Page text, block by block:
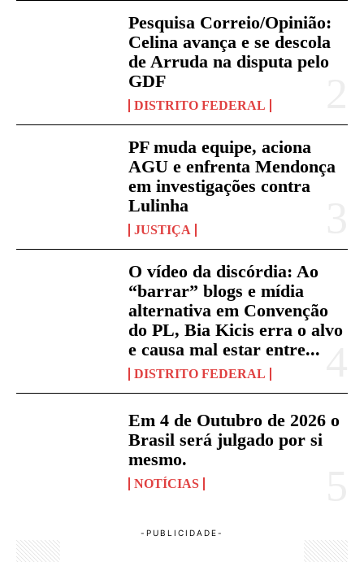
Pesquisa Correio/Opinião:
Celina avança e se descola
de Arruda na disputa pelo
GDF
DISTRITO FEDERAL
PF muda equipe, aciona
AGU e enfrenta Mendonça
em investigações contra
Lulinha
JUSTIÇA
O vídeo da discórdia: Ao
“barrar” blogs e mídia
alternativa em Convenção
do PL, Bia Kicis erra o alvo
e causa mal estar entre...
DISTRITO FEDERAL
Em 4 de Outubro de 2026 o
Brasil será julgado por si
mesmo.
NOTÍCIAS